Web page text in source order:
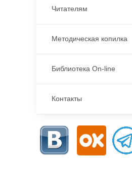
Читателям
Методическая копилка
Библиотека On-line
Контакты